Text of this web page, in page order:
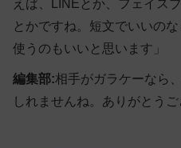
えば、LINEとか、フェイス
とかですね。短文でいいの
使うのもいいと思います」
編集部:相手がガラケーなら
しれませんね。ありがとう